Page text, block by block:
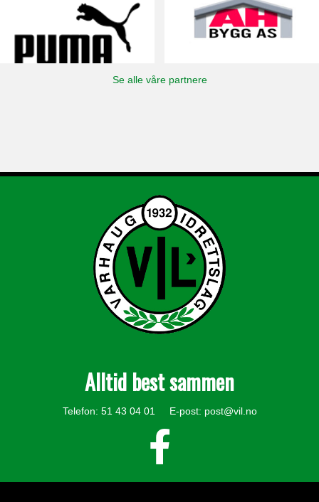
Se alle våre partnere
Alltid best sammen
Telefon: 51 43 04 01 E-post: post@vil.no